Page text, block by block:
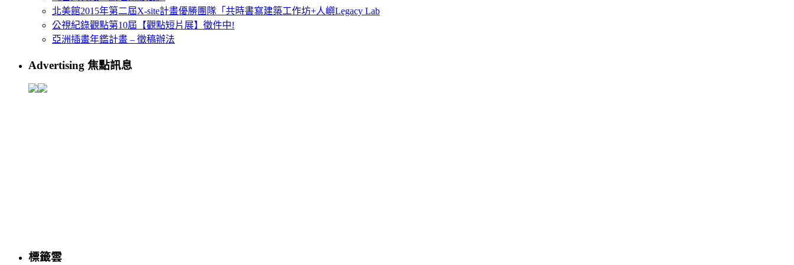
北美館2015年第二屆X-site計畫優勝團隊「共時書寫建築工作坊+人嶼Legacy Lab
公視紀錄觀點第10屆【觀點短片展】徵件中!
亞洲插畫年鑑計畫 – 徵稿辦法
Advertising 焦點訊息
標籤雲